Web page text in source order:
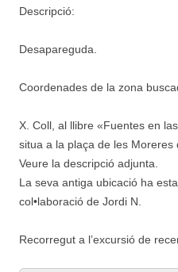
Descripció:
Desapareguda.
Coordenades de la zona
X. Coll, al llibre «Fuentes en
situa a la plaça de les Moreres
Veure la descripció adjunta.
La seva antiga ubicació ha
col•laboració de Jordi N.
Recorregut a l’excursió de